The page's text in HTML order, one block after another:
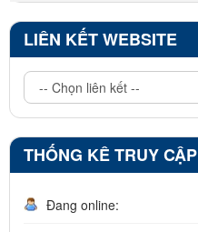
LIÊN KẾT WEBSITE
THỐNG KÊ TRUY CẬP
Đang online: